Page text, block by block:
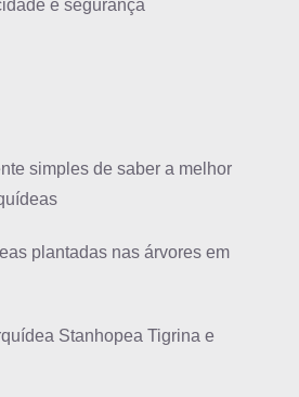
e segurança
simples de saber a melhor
plantadas nas árvores em
Stanhopea Tigrina e